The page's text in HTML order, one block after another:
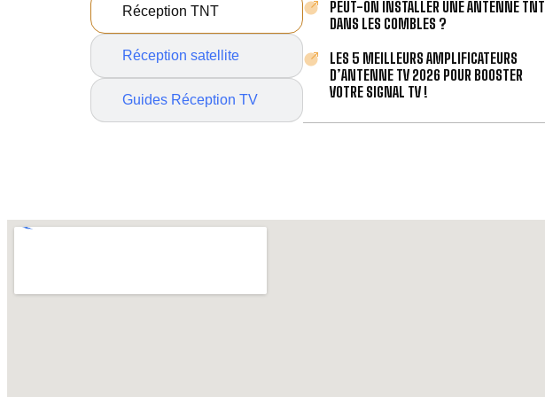
Réception TNT
Réception satellite
Guides Réception TV
PEUT-ON INSTALLER UNE ANTENNE TNT
DANS LES COMBLES ?
LES 5 MEILLEURS AMPLIFICATEURS
D’ANTENNE TV 2026 POUR BOOSTER
VOTRE SIGNAL TV !